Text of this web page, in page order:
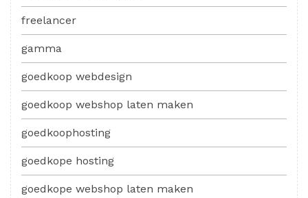
freelancer
gamma
goedkoop webdesign
goedkoop webshop laten maken
goedkoophosting
goedkope hosting
goedkope webshop laten maken